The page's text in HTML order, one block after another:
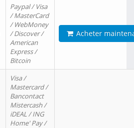
Paypal / Visa
/ MasterCard
/ WebMoney
/ Discover /
American
Express /
Bitcoin
Acheter
Visa /
Mastercard /
Bancontact
Mistercash /
iDEAL / ING
Home' Pay /